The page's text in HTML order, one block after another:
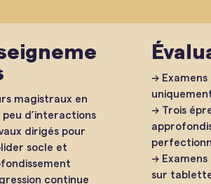
magistraux en
peu d’interactions
dirigés pour
socle et
continue
→
→ Trois
→
sur